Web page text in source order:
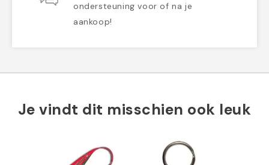
ondersteuning voor of na je
aankoop!
Je vindt dit misschien ook leuk